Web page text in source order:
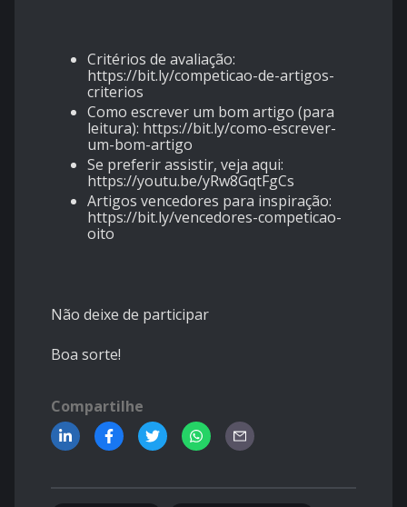
Critérios de avaliação:
https://bit.ly/competicao-de-artigos-
criterios
Como escrever um bom artigo (para
leitura): https://bit.ly/como-escrever-
um-bom-artigo
Se preferir assistir, veja aqui:
https://youtu.be/yRw8GqtFgCs
Artigos vencedores para inspiração:
https://bit.ly/vencedores-competicao-
oito
Não deixe de participar
Boa sorte!
Compartilhe